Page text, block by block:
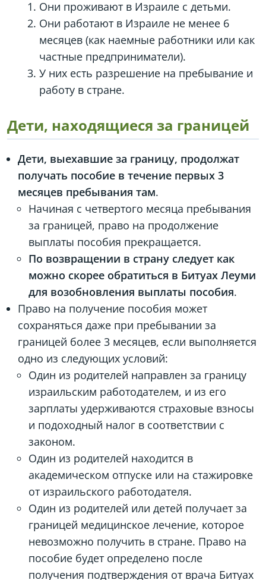
Они проживают в Израиле с детьми.
Они работают в Израиле не менее 6
месяцев (как наемные работники или как
частные предприниматели).
У них есть разрешение на пребывание и
работу в стране.
Дети, находящиеся за границей
Дети, выехавшие за границу, продолжат
получать пособие в течение первых 3
месяцев пребывания там.
Начиная с четвертого месяца пребывания
за границей, право на продолжение
выплаты пособия прекращается.
По возвращении в страну следует как
можно скорее обратиться в Битуах Леуми
для возобновления выплаты пособия.
Право на получение пособия может
сохраняться даже при пребывании за
границей более 3 месяцев, если выполняется
одно из следующих условий:
Один из родителей направлен за границу
израильским работодателем, и из его
зарплаты удерживаются страховые взносы
и подоходный налог в соответствии с
законом.
Один из родителей находится в
академическом отпуске или на стажировке
от израильского работодателя.
Один из родителей или детей получает за
границей медицинское лечение, которое
невозможно получить в стране. Право на
пособие будет определено после
получения подтверждения от врача Битуах